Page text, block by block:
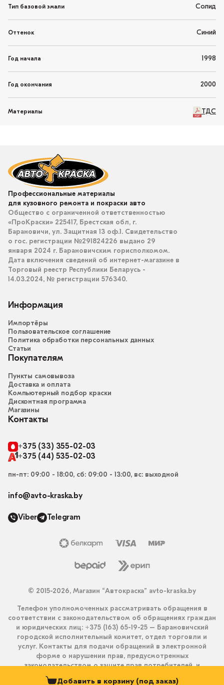
Добавить в корзину (под заказ)
Тип базовой эмали Солид
Оттенок Синий
Год начала 1998
Год окончания 2000
Материалы ТДС
Профессиональные материалы
для кузовного ремонта и покраски авто
Общество с ограниченной ответственностью
«ПроКраски» 225417, Брестская обл, г.
Барановичи, ул. Защитная 13 оф.1. Свидетельство
о гос. регистрации №291824226 выдано 29
января 2024 г. Барановичским горисполкомом.
Дата включения сведений об интернет-магазине в
Торговый реестр Республики Беларусь -
14.03.2024, № регистрации 576340.
Информация
Импортёры
Пользовательское соглашение
Политика обработки персональных данных
Статьи
Покупателям
Пункты самовывоза
Доставка и оплата
Компьютерный подбор краски
Дисконтная программа
Магазины
Контакты
+375 (33) 355-02-03
+375 (44) 535-02-03
пн-пт: 09:00 - 18:00, сб: 09:00 - 13:00, вс: выходной
info@avto-kraska.by
Viber Telegram
© 2015-2026, Магазин “Автокраска” avto-kraska.by
Телефон уполномоченных рассматривать обращения в
соответствии с законодательством об обращениях граждан
и юридических лиц: +375 (163) 65-19-25 – Барановичский
городской исполнительный комитет, отдел торговли и
услуг. Контакты для подачи обращений в электронной
форме о нарушении прав, предусмотренных
законодательством о защите прав потребителей, и
получения ответа на них: info@avto-kraska.by и